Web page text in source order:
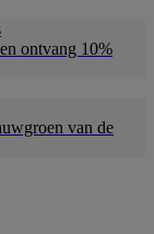
ontvang 10%
van de